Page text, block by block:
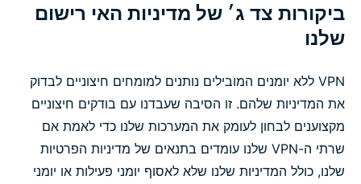
ביקורות צד ג׳ של מדיניות האי רישום
שלנו
VPN ללא יומנים המובילים נותנים למומחים חיצוניים לבדוק
את המדיניות שלהם. זו הסיבה שעבדנו עם בודקים חיצוניים
מקצוענים לבחון לעומק את המערכות שלנו כדי לאמת אם
שרתי ה-VPN שלנו עומדים בתנאים של מדיניות הפרטיות
שלנו, כולל המדיניות שלנו שלא לאסוף יומני פעילות או יומני